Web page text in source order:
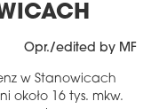
Opr./edited by MF
w Stanowicach
około 16 tys. mkw.